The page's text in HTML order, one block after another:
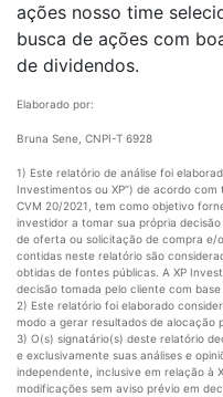
ações nosso time
busca de ações com
de dividendos.
Elaborado por:
Bruna Sene, CNPI-T 6928
1) Este relatório de análise foi
Investimentos ou XP”) de acordo
CVM 20/2021, tem como objetivo
investidor a tomar sua própria
de oferta ou solicitação de compra e/
contidas neste relatório são
obtidas de fontes públicas. A XP
decisão tomada pelo cliente com
2) Este relatório foi elaborado
modo a gerar resultados de alocação
3) O(s) signatário(s) deste relatório
e exclusivamente suas análises e
independente, inclusive em relação à
modificações sem aviso prévio em